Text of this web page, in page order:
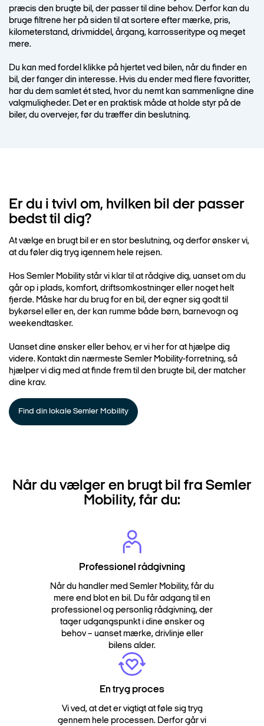
præcis den brugte bil, der passer til dine behov. Derfor kan du
bruge filtrene her på siden til at sortere efter mærke, pris,
kilometerstand, drivmiddel, årgang, karrosseritype og meget
mere.
Du kan med fordel klikke på hjertet ved bilen, når du finder en
bil, der fanger din interesse. Hvis du ender med flere favoritter,
har du dem samlet ét sted, hvor du nemt kan sammenligne dine
valgmuligheder. Det er en praktisk måde at holde styr på de
biler, du overvejer, før du træffer din beslutning.
Er du i tvivl om, hvilken bil der passer
bedst til dig?
At vælge en brugt bil er en stor beslutning, og derfor ønsker vi,
at du føler dig tryg igennem hele rejsen.
Hos Semler Mobility står vi klar til at rådgive dig, uanset om du
går op i plads, komfort, driftsomkostninger eller noget helt
fjerde. Måske har du brug for en bil, der egner sig godt til
bykørsel eller en, der kan rumme både børn, barnevogn og
weekendtasker.
Uanset dine ønsker eller behov, er vi her for at hjælpe dig
videre. Kontakt din nærmeste Semler Mobility-forretning, så
hjælper vi dig med at finde frem til den brugte bil, der matcher
dine krav.
Find din lokale Semler Mobility
Når du vælger en brugt bil fra Semler
Mobility, får du:
Professionel rådgivning
Når du handler med Semler Mobility, får du
mere end blot en bil. Du får adgang til en
professionel og personlig rådgivning, der
tager udgangspunkt i dine ønsker og
behov – uanset mærke, drivlinje eller
bilens alder.
En tryg proces
Vi ved, at det er vigtigt at føle sig tryg
gennem hele processen. Derfor går vi